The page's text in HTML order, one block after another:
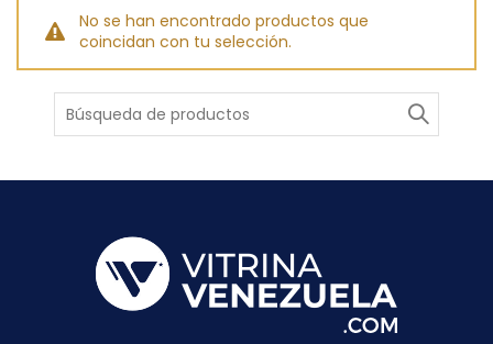
No se han encontrado productos que
coincidan con tu selección.
Buscar